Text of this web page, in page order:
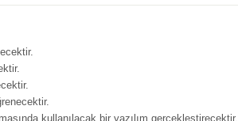
kullanılacak bir yazılım gerçekleştirecektir.